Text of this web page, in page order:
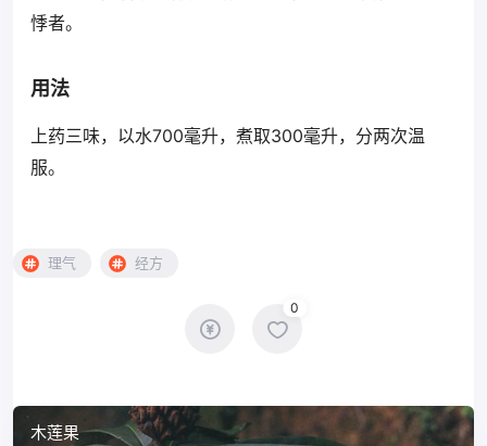
悸者。
用法
上药三味，以水700毫升，煮取300毫升，分两次温
服。
理气 经方
0
木莲果